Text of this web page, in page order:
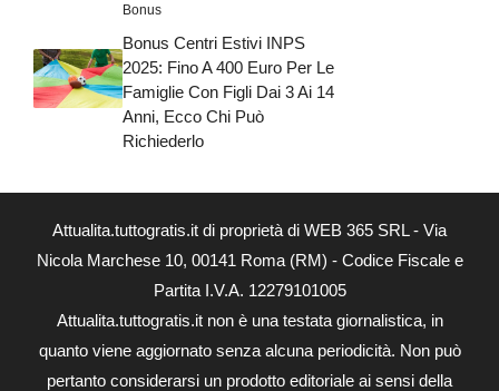
Bonus
Bonus Centri Estivi INPS
2025: Fino A 400 Euro Per Le
Famiglie Con Figli Dai 3 Ai 14
Anni, Ecco Chi Può
Richiederlo
Attualita.tuttogratis.it di proprietà di WEB 365 SRL - Via
Nicola Marchese 10, 00141 Roma (RM) - Codice Fiscale e
Partita I.V.A. 12279101005
Attualita.tuttogratis.it non è una testata giornalistica, in
quanto viene aggiornato senza alcuna periodicità. Non può
pertanto considerarsi un prodotto editoriale ai sensi della